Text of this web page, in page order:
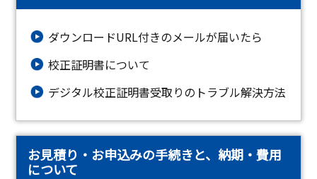
ダウンロードURL付きのメールが届いたら
校正証明書について
デジタル校正証明書受取りのトラブル解決方法
お見積り・お申込みの手続きと、納期・費用
について